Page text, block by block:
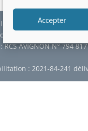
Accepter
- Mentions Légales
AVIGNON N° 794
: 2021-84-241